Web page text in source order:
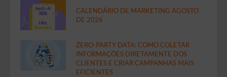
CALENDÁRIO DE MARKETING AGOSTO
DE 2026
ZERO-PARTY DATA: COMO COLETAR
INFORMAÇÕES DIRETAMENTE DOS
CLIENTES E CRIAR CAMPANHAS MAIS
EFICIENTES